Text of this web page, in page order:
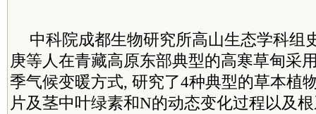
中科院成都生物研究所高山生态学科组
庚等人在青藏高原东部典型的高寒草甸采
季气候变暖方式, 研究了4种典型的草本植
片及茎中叶绿素和N的动态变化过程以及